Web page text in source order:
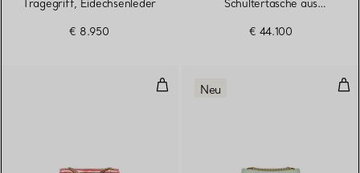
Tragegriff, Eidechsenleder
€ 8.950
Schultertasche aus
€ 44.100
Mittelgroße Ribbons
Neu